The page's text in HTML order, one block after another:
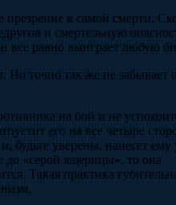
к самой смерти.
и смертельную
все равно выиграет любую
Но точно так же не забывает
на бой и не
его на все четыре
будьте уверены, нанесет ему
до «серой ящерицы», то она
Такая практика